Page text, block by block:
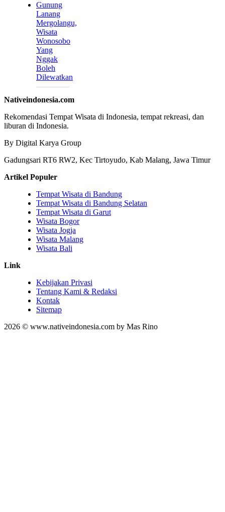
Gunung
Lanang
Mergolangu,
Wisata
Wonosobo
Yang
Nggak
Boleh
Dilewatkan
Nativeindonesia.com
Rekomendasi Tempat Wisata di Indonesia, tempat rekreasi, dan
liburan di Indonesia.
By Digital Karya Group
Gadungsari RT6 RW2, Kec Tirtoyudo, Kab Malang, Jawa Timur
Artikel Populer
Tempat Wisata di Bandung
Tempat Wisata di Bandung Selatan
Tempat Wisata di Garut
Wisata Bogor
Wisata Jogja
Wisata Malang
Wisata Bali
Link
Kebijakan Privasi
Tentang Kami & Redaksi
Kontak
Sitemap
2026 © www.nativeindonesia.com by Mas Rino